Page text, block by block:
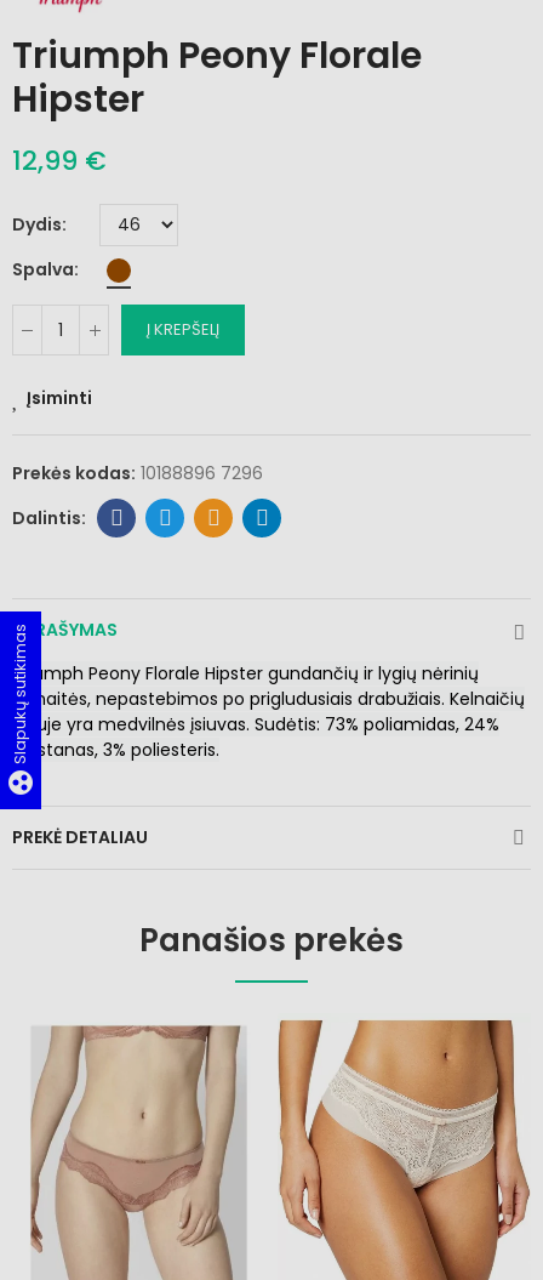
Triumph Peony Florale
Hipster
12,99 €
Dydis
Spalva
Į KREPŠELĮ
Įsiminti
Prekės kodas: 10188896 7296
APRAŠYMAS
Triumph Peony Florale Hipster gundančių ir lygių nėrinių
kelnaitės, nepastebimos po prigludusiais drabužiais. Kelnaičių
viduje yra medvilnės įsiuvas. Sudėtis: 73% poliamidas, 24%
elastanas, 3% poliesteris.
PREKĖ DETALIAU
Panašios prekės
group_work
Slapukų sutikimas